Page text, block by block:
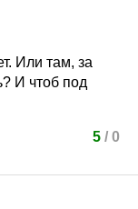
Или там, за
И чтоб под
5/ 0